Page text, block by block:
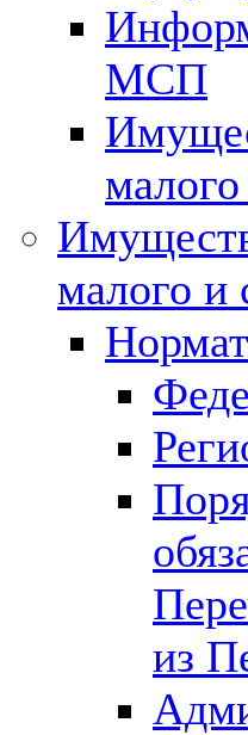
МСП
малого и
из